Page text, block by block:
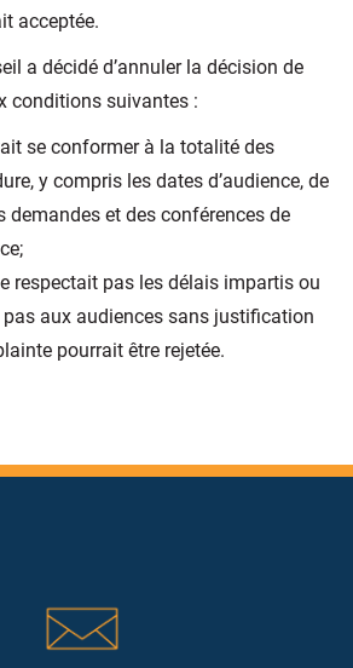
acceptée.
a décidé d’annuler la décision de
conditions suivantes :
se conformer à la totalité des
y compris les dates d’audience, de
demandes et des conférences de
respectait pas les délais impartis ou
pas aux audiences sans justification
pourrait être rejetée.